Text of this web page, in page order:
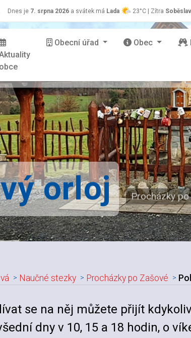
Dnes je 7. srpna 2026 a svátek má Lada 23°C | Zítra Soběslav
Obecní úřad Obec
orloj Procházky
Naučné stezky Procházky po Zašové
se na něj můžete přijít
dny v 10, 15 a 18 hodin, o